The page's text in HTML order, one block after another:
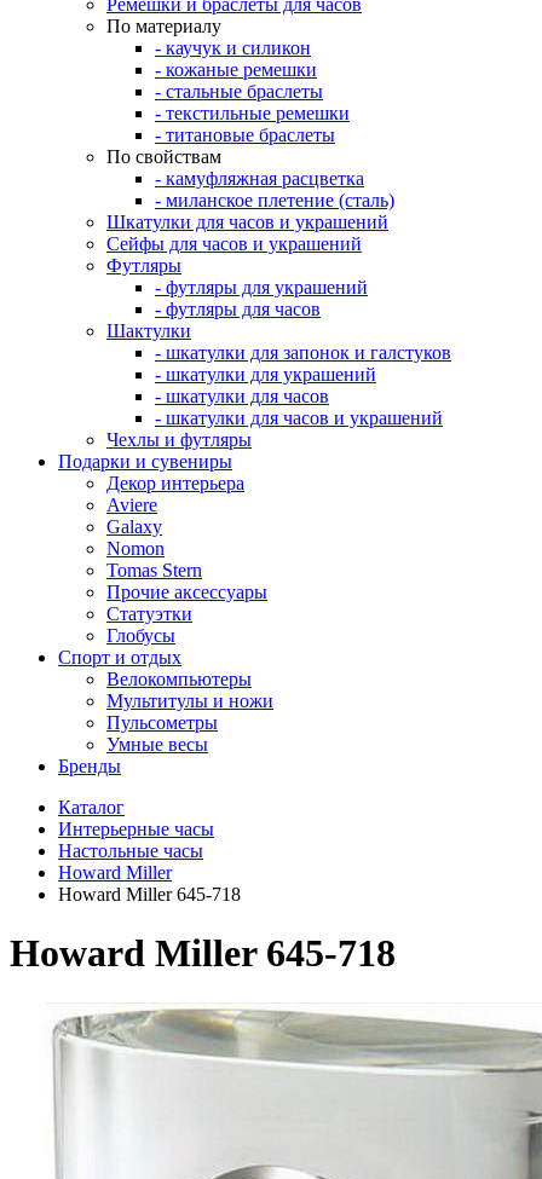
Ремешки и браслеты для часов
По материалу
- каучук и силикон
- кожаные ремешки
- стальные браслеты
- текстильные ремешки
- титановые браслеты
По свойствам
- камуфляжная расцветка
- миланское плетение (сталь)
Шкатулки для часов и украшений
Сейфы для часов и украшений
Футляры
- футляры для украшений
- футляры для часов
Шактулки
- шкатулки для запонок и галстуков
- шкатулки для украшений
- шкатулки для часов
- шкатулки для часов и украшений
Чехлы и футляры
Подарки и сувениры
Декор интерьера
Aviere
Galaxy
Nomon
Tomas Stern
Прочие аксессуары
Статуэтки
Глобусы
Спорт и отдых
Велокомпьютеры
Мультитулы и ножи
Пульсометры
Умные весы
Бренды
Каталог
Интерьерные часы
Настольные часы
Howard Miller
Howard Miller 645-718
Howard Miller 645-718